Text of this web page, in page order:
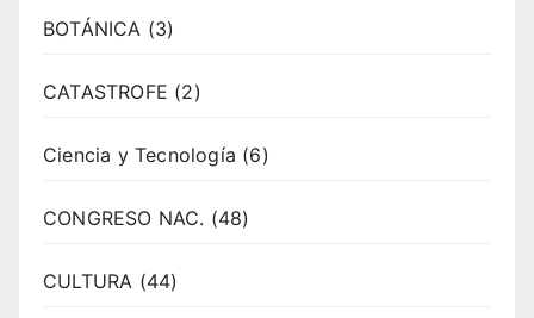
BOTÁNICA (3)
CATASTROFE (2)
Ciencia y Tecnología (6)
CONGRESO NAC. (48)
CULTURA (44)